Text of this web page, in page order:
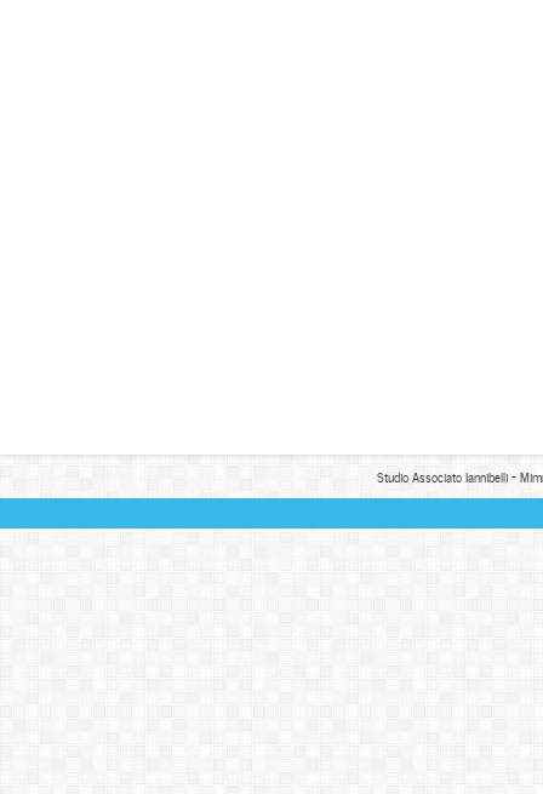
Studio Associato Iannibelli -